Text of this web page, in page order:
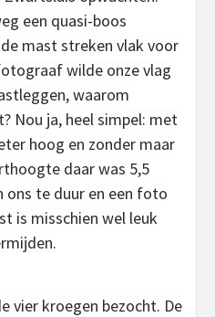
een quasi-boos
mast streken vlak voor
wilde onze vlag
waarom
Nou ja, heel simpel: met
hoog en zonder maar
daar was 5,5
ons te duur en een foto
is misschien wel leuk
vier kroegen bezocht. De